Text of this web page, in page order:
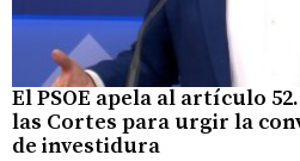
El PSOE apela al artículo
las Cortes para urgir la
de investidura